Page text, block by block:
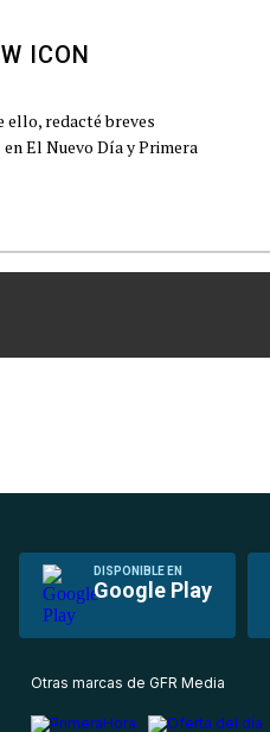
ello, redacté breves
El Nuevo Día y Primera
DISPONIBLE EN
Google Play
Otras marcas de GFR Media